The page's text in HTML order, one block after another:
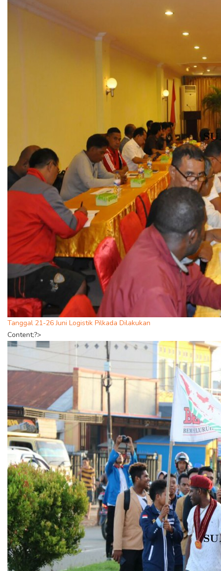
Tanggal 21-26 Juni Logistik Pilkada Dilakukan
Content;?>